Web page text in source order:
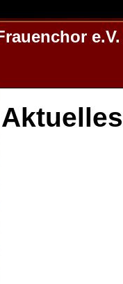
e.V.
Aktuelles